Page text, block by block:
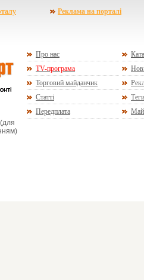
Реклама на порталі
(для
Про нас
TV-програма
Торговий майданчик
Статті
Теги
Передплата